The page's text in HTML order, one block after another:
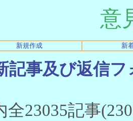
意
新規作成 新
記事及び返信
23035記事